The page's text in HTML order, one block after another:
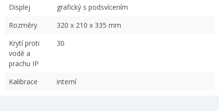
Displej
grafický s podsvícením
Rozměry
320 x 210 x 335 mm
Krytí proti
vodě a
prachu IP
30
Kalibrace interní